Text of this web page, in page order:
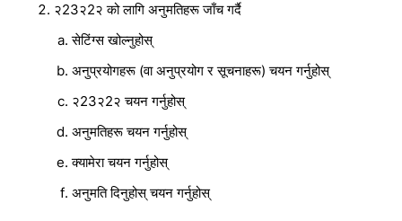
२23२2२ को लागि अनुमतिहरू जाँच गर्दै
सेटिंग्स खोल्नुहोस्
अनुप्रयोगहरू (वा अनुप्रयोग र सूचनाहरू) चयन गर्नुहोस्
२23२2२ चयन गर्नुहोस्
अनुमतिहरू चयन गर्नुहोस्
क्यामेरा चयन गर्नुहोस्
अनुमति दिनुहोस् चयन गर्नुहोस्